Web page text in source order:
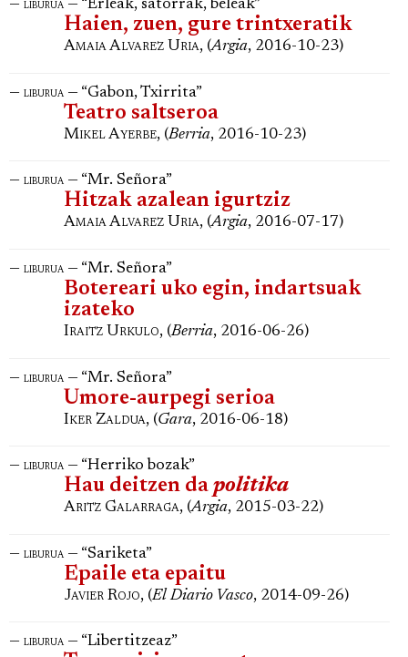
— liburua — “Erleak, satorrak, beleak”
Haien, zuen, gure trintxeratik
Amaia Alvarez Uria, (Argia, 2016-10-23)
— liburua — “Gabon, Txirrita”
Teatro saltseroa
Mikel Ayerbe, (Berria, 2016-10-23)
— liburua — “Mr. Señora”
Hitzak azalean igurtziz
Amaia Alvarez Uria, (Argia, 2016-07-17)
— liburua — “Mr. Señora”
Botereari uko egin, indartsuak
izateko
Iraitz Urkulo, (Berria, 2016-06-26)
— liburua — “Mr. Señora”
Umore-aurpegi serioa
Iker Zaldua, (Gara, 2016-06-18)
— liburua — “Herriko bozak”
Hau deitzen da politika
Aritz Galarraga, (Argia, 2015-03-22)
— liburua — “Sariketa”
Epaile eta epaitu
Javier Rojo, (El Diario Vasco, 2014-09-26)
— liburua — “Libertitzeaz”